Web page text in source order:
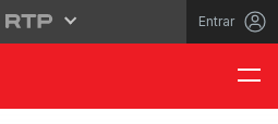
Entrar